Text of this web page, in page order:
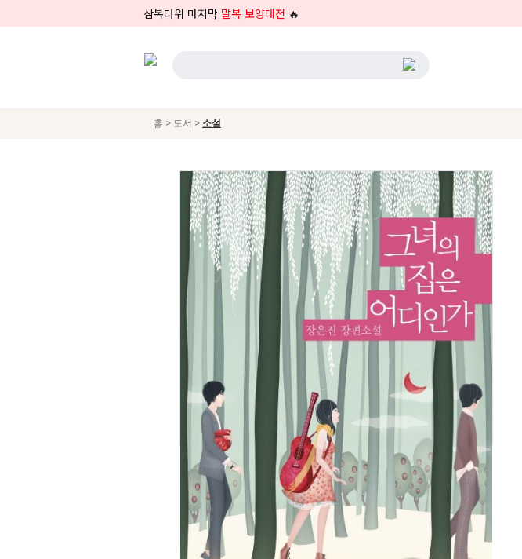
삼복더위 마지막 말복 보양대전 🔥
홈 > 도서 > 소설